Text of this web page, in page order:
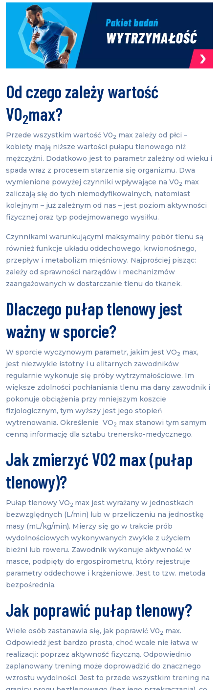
Od czego zależy wartość
VO2max?
Przede wszystkim wartość V02 max zależy od płci –
kobiety mają niższe wartości pułapu tlenowego niż
mężczyźni. Dodatkowo jest to parametr zależny od wieku i
spada wraz z procesem starzenia się organizmu. Dwa
wymienione powyżej czynniki wpływające na V02 max
zaliczają się do tych niemodyfikowalnych, natomiast
kolejnym – już zależnym od nas – jest poziom aktywności
fizycznej oraz typ podejmowanego wysiłku.
Czynnikami warunkującymi maksymalny pobór tlenu są
również funkcje układu oddechowego, krwionośnego,
przepływ i metabolizm mięśniowy. Najprościej pisząc:
zależy od sprawności narządów i mechanizmów
zaangażowanych w dostarczanie tlenu do tkanek.
Dlaczego pułap tlenowy jest
ważny w sporcie?
W sporcie wyczynowym parametr, jakim jest VO2 max,
jest niezwykle istotny i u elitarnych zawodników
regularnie wykonuje się próby wytrzymałościowe. Im
większe zdolności pochłaniania tlenu ma dany zawodnik i
pokonuje obciążenia przy mniejszym koszcie
fizjologicznym, tym wyższy jest jego stopień
wytrenowania. Określenie VO2 max stanowi tym samym
cenną informację dla sztabu trenersko-medycznego.
Jak zmierzyć VO2 max (pułap
tlenowy)?
Pułap tlenowy VO2 max jest wyrażany w jednostkach
bezwzględnych (L/min) lub w przeliczeniu na jednostkę
masy (mL/kg/min). Mierzy się go w trakcie prób
wydolnościowych wykonywanych zwykle z użyciem
bieżni lub roweru. Zawodnik wykonuje aktywność w
masce, podpięty do ergospirometru, który rejestruje
parametry oddechowe i krążeniowe. Jest to tzw. metoda
bezpośrednia.
Jak poprawić pułap tlenowy?
Wiele osób zastanawia się, jak poprawić V02 max.
Odpowiedź jest bardzo prosta, choć wcale nie łatwa w
realizacji: poprzez aktywność fizyczną. Odpowiednio
zaplanowany trening może doprowadzić do znacznego
wzrostu wydolności. Jest to przede wszystkim trening na